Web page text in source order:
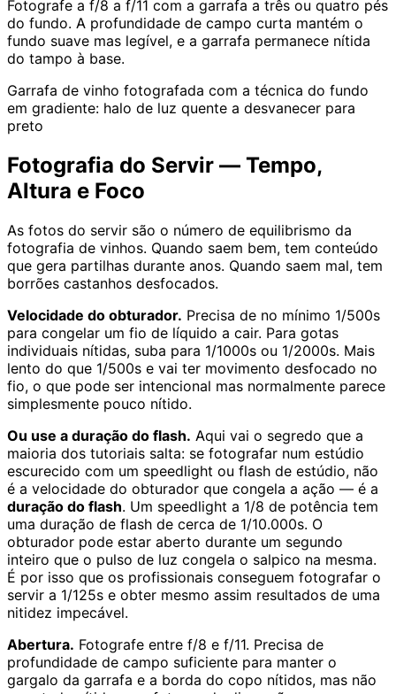
Fotografe a f/8 a f/11 com a garrafa a três ou quatro pés
do fundo. A profundidade de campo curta mantém o
fundo suave mas legível, e a garrafa permanece nítida
do tampo à base.
Garrafa de vinho fotografada com a técnica do fundo
em gradiente: halo de luz quente a desvanecer para
preto
Fotografia do Servir — Tempo,
Altura e Foco
As fotos do servir são o número de equilibrismo da
fotografia de vinhos. Quando saem bem, tem conteúdo
que gera partilhas durante anos. Quando saem mal, tem
borrões castanhos desfocados.
Velocidade do obturador. Precisa de no mínimo 1/500s
para congelar um fio de líquido a cair. Para gotas
individuais nítidas, suba para 1/1000s ou 1/2000s. Mais
lento do que 1/500s e vai ter movimento desfocado no
fio, o que pode ser intencional mas normalmente parece
simplesmente pouco nítido.
Ou use a duração do flash. Aqui vai o segredo que a
maioria dos tutoriais salta: se fotografar num estúdio
escurecido com um speedlight ou flash de estúdio, não
é a velocidade do obturador que congela a ação — é a
duração do flash. Um speedlight a 1/8 de potência tem
uma duração de flash de cerca de 1/10.000s. O
obturador pode estar aberto durante um segundo
inteiro que o pulso de luz congela o salpico na mesma.
É por isso que os profissionais conseguem fotografar o
servir a 1/125s e obter mesmo assim resultados de uma
nitidez impecável.
Abertura. Fotografe entre f/8 e f/11. Precisa de
profundidade de campo suficiente para manter o
gargalo da garrafa e a borda do copo nítidos, mas não